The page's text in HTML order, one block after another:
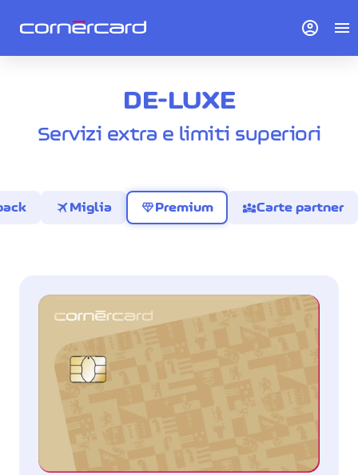
DE-LUXE
Servizi extra e limiti superiori
travel Miglia diamondPremium diversity_3Carte partner
account_circle menu